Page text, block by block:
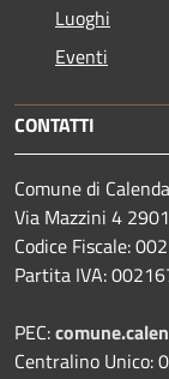
Luoghi
Eventi
CONTATTI
Comune di
Via Mazzini 4
Codice Fiscale:
Partita IVA:
PEC:
Centralino Unico: